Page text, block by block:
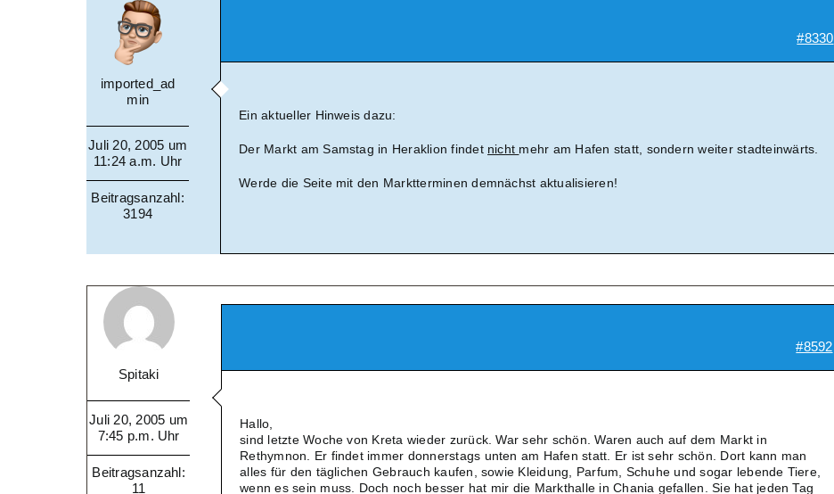
imported_ad
min
Juli 20, 2005 um
11:24 a.m. Uhr
Beitragsanzahl:
3194
#8330
Ein aktueller Hinweis dazu:
Der Markt am Samstag in Heraklion findet nicht mehr am Hafen statt, sondern weiter stadteinwärts.
Werde die Seite mit den Marktterminen demnächst aktualisieren!
Spitaki
Juli 20, 2005 um
7:45 p.m. Uhr
Beitragsanzahl:
11
#8592
Hallo,
sind letzte Woche von Kreta wieder zurück. War sehr schön. Waren auch auf dem Markt in
Rethymnon. Er findet immer donnerstags unten am Hafen statt. Er ist sehr schön. Dort kann man
alles für den täglichen Gebrauch kaufen, sowie Kleidung, Parfum, Schuhe und sogar lebende Tiere,
wenn es sein muss. Doch noch besser hat mir die Markthalle in Chania gefallen. Sie hat jeden Tag